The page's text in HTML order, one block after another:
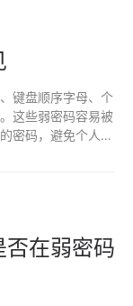
键盘顺序字母、个
这些弱密码容易被
密码，避免个人信
在弱密码